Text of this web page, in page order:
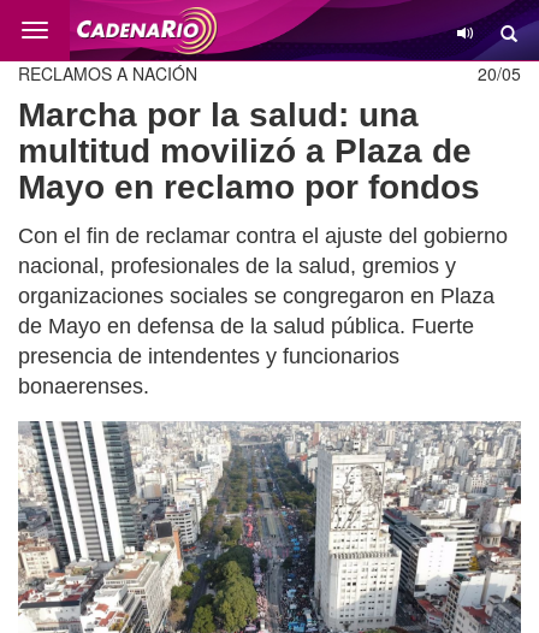
Cambio
20/05
RECLAMOS A NACIÓN
Marcha por la salud: una
multitud movilizó a Plaza de
Mayo en reclamo por fondos
Con el fin de reclamar contra el ajuste del gobierno
nacional, profesionales de la salud, gremios y
organizaciones sociales se congregaron en Plaza
de Mayo en defensa de la salud pública. Fuerte
presencia de intendentes y funcionarios
bonaerenses.